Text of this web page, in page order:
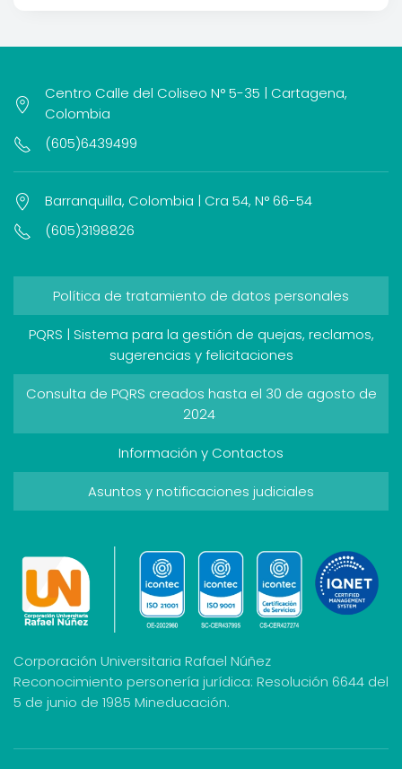
Centro Calle del Coliseo N° 5-35 | Cartagena,
Colombia
(605)6439499
Barranquilla, Colombia | Cra 54, N° 66-54
(605)3198826
Política de tratamiento de datos personales
PQRS | Sistema para la gestión de quejas, reclamos,
sugerencias y felicitaciones
Consulta de PQRS creados hasta el 30 de agosto de
2024
Información y Contactos
Asuntos y notificaciones judiciales
Corporación Universitaria Rafael Núñez
Reconocimiento personería jurídica: Resolución 6644 del
5 de junio de 1985 Mineducación.